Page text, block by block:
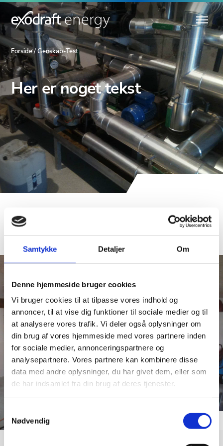
Samtykke Detaljer Om
Denne hjemmeside bruger cookies
Vi bruger cookies til at tilpasse vores indhold og
annoncer, til at vise dig funktioner til sociale medier og til
at analysere vores trafik. Vi deler også oplysninger om
din brug af vores hjemmeside med vores partnere inden
for sociale medier, annonceringspartnere og
analysepartnere. Vores partnere kan kombinere disse
data med andre oplysninger, du har givet dem, eller som
de har indsamlet fra din brug af deres tjenester.
Nødvendig
Forside/Genskab-Test
Her er noget tekst
Tekst